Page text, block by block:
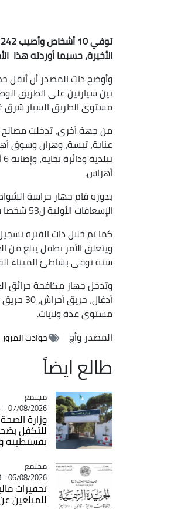
الأخيرة، حسبما أوردته هذا
مستوى الطريق السيار شرق
عنابة، تبسة، وهران وسوق
أهراس.
الإسعافات الأولية ل53 شخصا في عين المكان، بالإضافة إلى تحويل 11 شخصا للمراكز الصحية المحلية.
سنة توفي بشاطئ الميناء
مستوى عدة ولايات.
المصدر وأج حوادث المرور
طالع ايضاً
Catégorie
مجتمع
07/08/2026 - 12:51
وزارة
للتكفل
بقسنطينة
Catégorie
مجتمع
06/08/2026 - 22:38
تحفيزات
للمبلغين